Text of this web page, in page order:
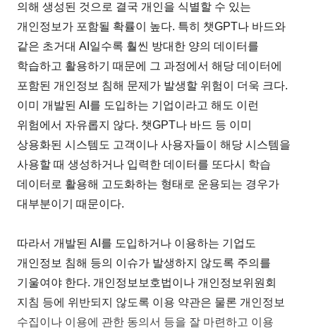
의해 생성된 것으로 결국 개인을 식별할 수 있는
개인정보가 포함될 확률이 높다. 특히 챗GPT나 바드와
같은 초거대 AI일수록 훨씬 방대한 양의 데이터를
학습하고 활용하기 때문에 그 과정에서 해당 데이터에
포함된 개인정보 침해 문제가 발생할 위험이 더욱 크다.
이미 개발된 AI를 도입하는 기업이라고 해도 이런
위험에서 자유롭지 않다. 챗GPT나 바드 등 이미
상용화된 시스템도 고객이나 사용자들이 해당 시스템을
사용할 때 생성하거나 입력한 데이터를 또다시 학습
데이터로 활용해 고도화하는 형태로 운용되는 경우가
대부분이기 때문이다.
따라서 개발된 AI를 도입하거나 이용하는 기업도
개인정보 침해 등의 이슈가 발생하지 않도록 주의를
기울여야 한다. 개인정보보호법이나 개인정보위원회
지침 등에 위반되지 않도록 이용 약관은 물론 개인정보
수집이나 이용에 관한 동의서 등을 잘 마련하고 이용